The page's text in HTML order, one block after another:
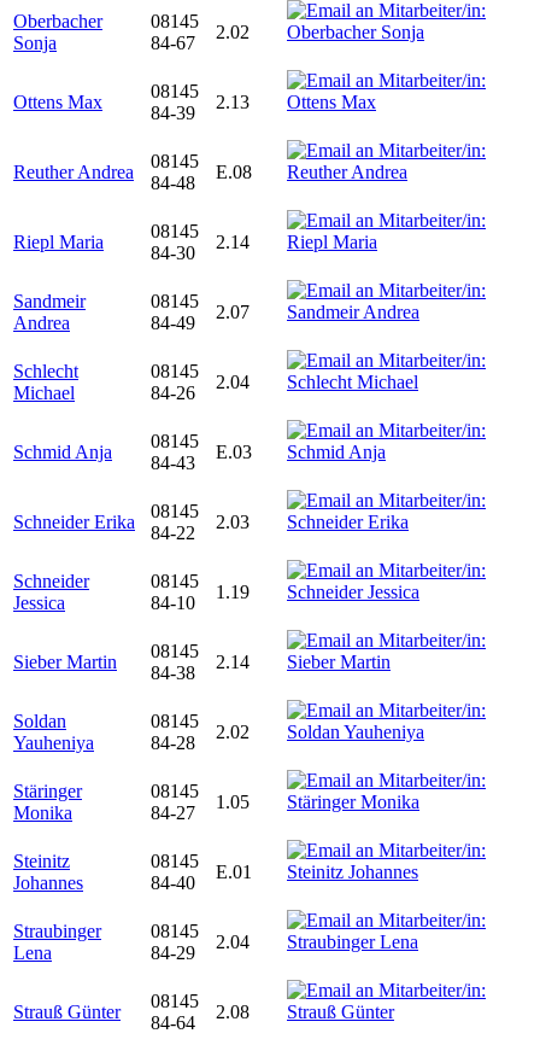
Oberbacher
Sonja
08145
84-67
2.02
Ottens Max
08145
84-39
2.13
Reuther Andrea
08145
84-48
E.08
Riepl Maria
08145
84-30
2.14
Sandmeir
Andrea
08145
84-49
2.07
Schlecht
Michael
08145
84-26
2.04
Schmid Anja
08145
84-43
E.03
Schneider Erika
08145
84-22
2.03
Schneider
Jessica
08145
84-10
1.19
Sieber Martin
08145
84-38
2.14
Soldan
Yauheniya
08145
84-28
2.02
Stäringer
Monika
08145
84-27
1.05
Steinitz
Johannes
08145
84-40
E.01
Straubinger
Lena
08145
84-29
2.04
Strauß Günter
08145
84-64
2.08